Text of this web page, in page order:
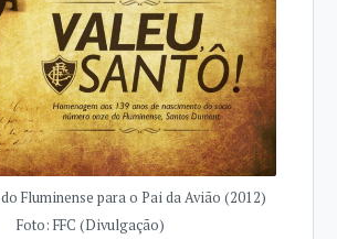
Fluminense para o Pai da Avião (2012)
Foto: FFC (Divulgação)